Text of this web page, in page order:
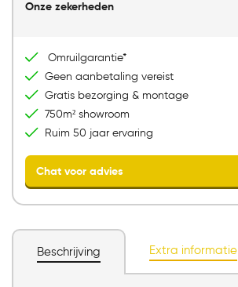
Direct bellen
Bezoek onze showroom
Onze zekerheden
Omruilgarantie*
Geen aanbetaling vereist
Gratis bezorging & montage
750m² showroom
Ruim 50 jaar ervaring
Beschrijving Extra informatie